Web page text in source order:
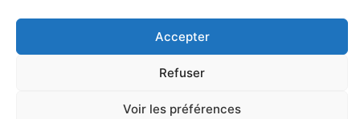
Accepter
Refuser
Voir les préférences
Copyrights 2025 @ BBN